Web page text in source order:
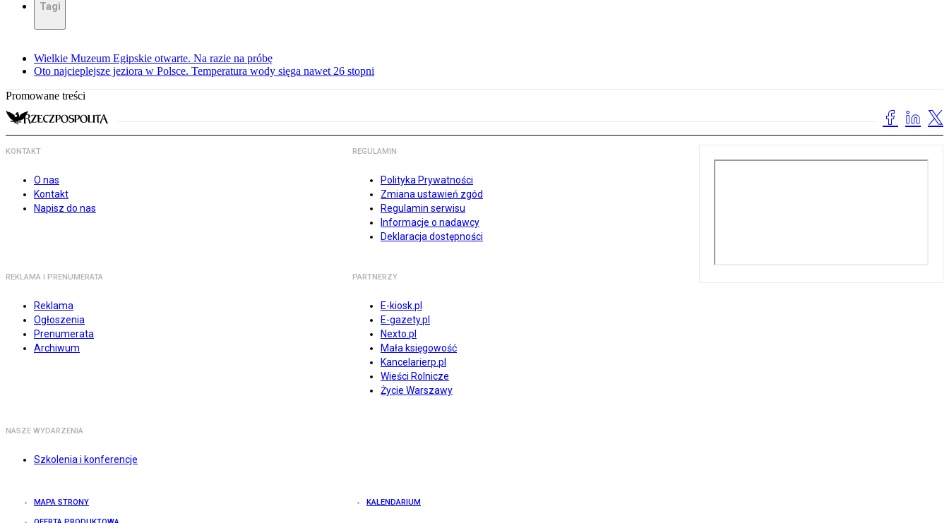
Tagi
Wielkie Muzeum Egipskie otwarte. Na razie na próbę
Oto najcieplejsze jeziora w Polsce. Temperatura wody sięga nawet 26 stopni
Promowane treści
KONTAKT
O nas
Kontakt
Napisz do nas
REGULAMIN
Polityka Prywatności
Zmiana ustawień zgód
Regulamin serwisu
Informacje o nadawcy
Deklaracja dostępności
REKLAMA I PRENUMERATA
Reklama
Ogłoszenia
Prenumerata
Archiwum
PARTNERZY
E-kiosk.pl
E-gazety.pl
Nexto.pl
Mała księgowość
Kancelarierp.pl
Wieści Rolnicze
Życie Warszawy
NASZE WYDARZENIA
Szkolenia i konferencje
MAPA STRONY KALENDARIUM